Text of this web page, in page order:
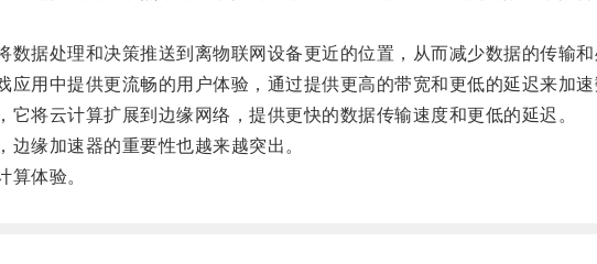
据处理和决策推送到离物联网设备更近的位置，从而减少数据的传输和
用中提供更流畅的用户体验，通过提供更高的带宽和更低的延迟来加速
将云计算扩展到边缘网络，提供更快的数据传输速度和更低的延迟。
缘加速器的重要性也越来越突出。
体验。